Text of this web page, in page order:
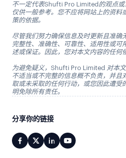
不一定代表Shufti Pro Limited的观点
仅供一般参考。您不应将网站上的资料
策的依据。
尽管我们努力确保信息及时更新且准确
完整性、准确性、可靠性、适用性或可
述或保证。因此，您对本文内容的任何
为避免疑义，Shufti Pro Limited 对本
不适当或不完整的信息概不负责，并且
取或未采取的任何行动，或您因此遭受
明免除所有责任。
分享你的链接